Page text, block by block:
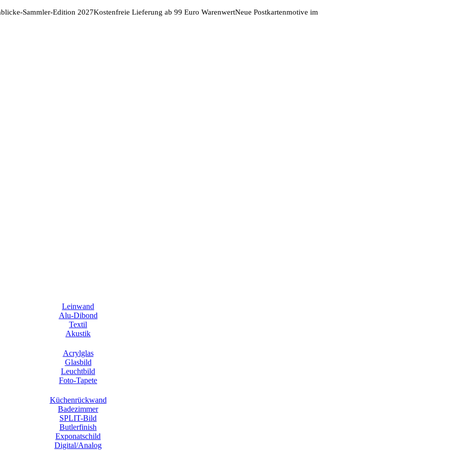
Sammler-Edition 2027Kostenfreie Lieferung ab 99 Euro WarenwertNeue Postkartenmotive im
Leinwand
Alu-Dibond
Textil
Akustik
Acrylglas
Glasbild
Leuchtbild
Foto-Tapete
Küchenrückwand
Badezimmer
SPLIT-Bild
Butlerfinish
Exponatschild
Digital/Analog